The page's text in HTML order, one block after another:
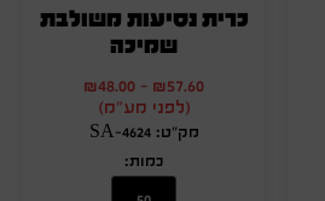
כרית נסיעות משולבת
שמיכה
₪57.60
-
₪48.00
(לפני מע"מ)
מק"ט: SA-4624
כמות: